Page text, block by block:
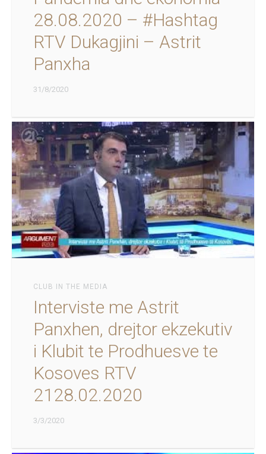
28.08.2020 – #Hashtag
RTV Dukagjini – Astrit
Panxha
31/8/2020
CLUB IN THE MEDIA
Interviste me Astrit
Panxhen, drejtor ekzekutiv
i Klubit te Prodhuesve te
Kosoves RTV
2128.02.2020
3/3/2020